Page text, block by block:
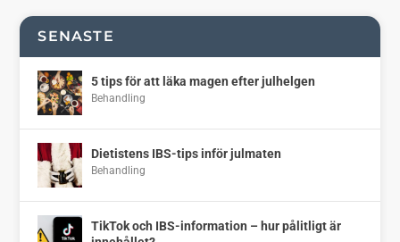
SENASTE
5 tips för att läka magen efter julhelgen
Behandling
Dietistens IBS-tips inför julmaten
Behandling
TikTok och IBS-information – hur pålitligt är